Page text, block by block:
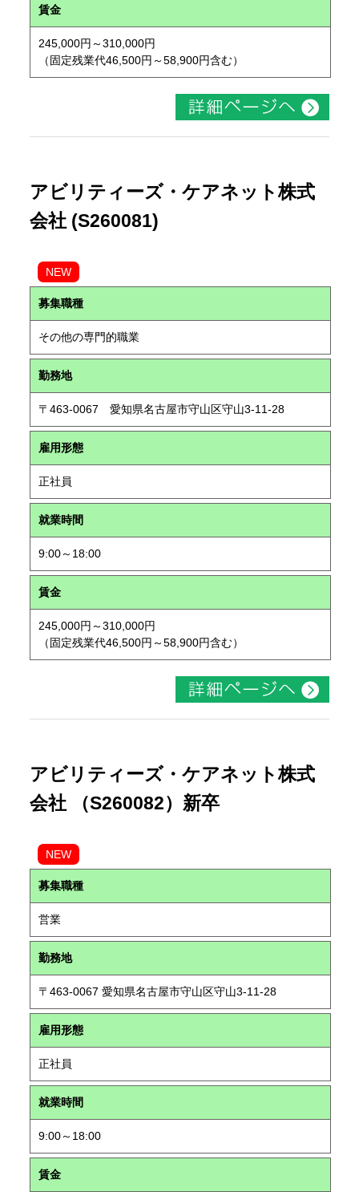
賃金
245,000円～310,000円
（固定残業代46,500円～58,900円含む）
アビリティーズ・ケアネット株式
会社 (S260081)
NEW
募集職種
その他の専門的職業
勤務地
〒463-0067 愛知県名古屋市守山区守山3-11-28
雇用形態
正社員
就業時間
9:00～18:00
賃金
245,000円～310,000円
（固定残業代46,500円～58,900円含む）
アビリティーズ・ケアネット株式
会社 （S260082）新卒
NEW
募集職種
営業
勤務地
〒463-0067 愛知県名古屋市守山区守山3-11-28
雇用形態
正社員
就業時間
9:00～18:00
賃金